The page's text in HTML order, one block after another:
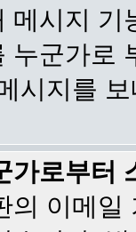
메시지
누군가로
시지를
가로부터
의 이메